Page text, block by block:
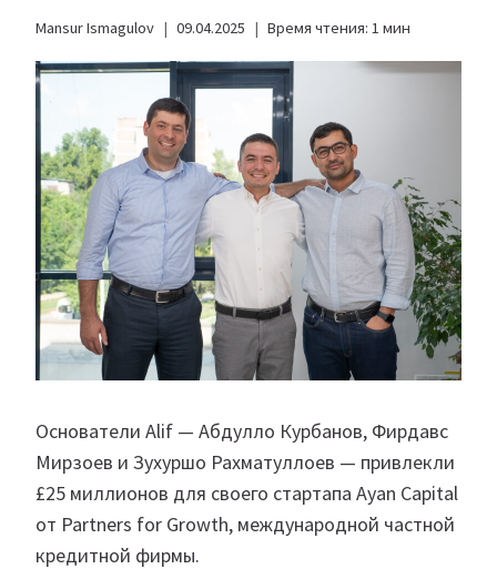
Mansur Ismagulov 09.04.2025 Время чтения: 1 мин
Основатели Alif — Абдулло Курбанов, Фирдавс
Мирзоев и Зухуршо Рахматуллоев — привлекли
£25 миллионов для своего стартапа Ayan Capital
от Partners for Growth, международной частной
кредитной фирмы.